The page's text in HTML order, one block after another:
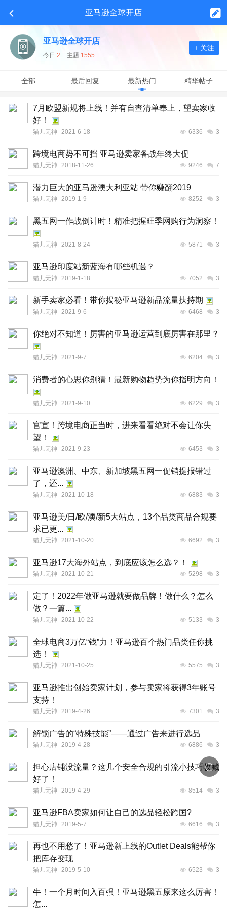
亚马逊全球开店
亚马逊全球开店
今日 2 主题 1555
+ 关注
全部 最后回复 最新热门 精华帖子
7月欧盟新规将上线！并有自查清单奉上，望卖家收
好！
猫儿无神 2021-6-18 6336 3
跨境电商势不可挡 亚马逊卖家备战年终大促
猫儿无神 2018-11-26 9246 7
潜力巨大的亚马逊澳大利亚站 带你赚翻2019
猫儿无神 2019-1-9 8252 3
黑五网一作战倒计时！精准把握旺季网购行为洞察！
猫儿无神 2021-8-24 5871 3
亚马逊印度站新蓝海有哪些机遇？
猫儿无神 2019-1-18 7052 3
新手卖家必看！带你揭秘亚马逊新品流量扶持期
猫儿无神 2021-9-6 6468 3
你绝对不知道！厉害的亚马逊运营到底厉害在那里？
猫儿无神 2021-9-7 6204 3
消费者的心思你别猜！最新购物趋势为你指明方向！
猫儿无神 2021-9-10 6229 3
官宣！跨境电商正当时，进来看看绝对不会让你失
望！
猫儿无神 2021-9-23 6453 3
亚马逊澳洲、中东、新加坡黑五网一促销提报错过
了，还...
猫儿无神 2021-10-18 6883 3
亚马逊美/日/欧/澳/新5大站点，13个品类商品合规要
求已更...
猫儿无神 2021-10-20 6692 3
亚马逊17大海外站点，到底应该怎么选？！
猫儿无神 2021-10-21 5298 3
定了！2022年做亚马逊就要做品牌！做什么？怎么
做？一篇...
猫儿无神 2021-10-22 5133 3
全球电商3万亿“钱”力！亚马逊百个热门品类任你挑
选！
猫儿无神 2021-10-25 5575 3
亚马逊推出创始卖家计划，参与卖家将获得3年账号
支持！
猫儿无神 2019-4-26 7301 3
解锁广告的“特殊技能”——通过广告来进行选品
猫儿无神 2019-4-28 6886 3
担心店铺没流量？这几个安全合规的引流小技巧收藏
好了！
猫儿无神 2019-4-29 8514 3
亚马逊FBA卖家如何让自己的选品轻松跨国?
猫儿无神 2019-5-7 6616 3
再也不用愁了！亚马逊新上线的Outlet Deals能帮你
把库存变现
猫儿无神 2019-5-10 6523 3
​牛！一个月时间入百强！亚马逊黑五原来这么厉害！
怎...